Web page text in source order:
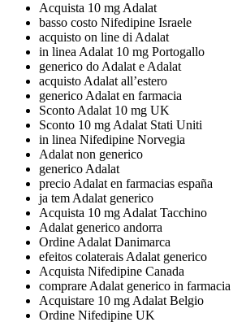
Acquista 10 mg Adalat
basso costo Nifedipine Israele
acquisto on line di Adalat
in linea Adalat 10 mg Portogallo
generico do Adalat e Adalat
acquisto Adalat all’estero
generico Adalat en farmacia
Sconto Adalat 10 mg UK
Sconto 10 mg Adalat Stati Uniti
in linea Nifedipine Norvegia
Adalat non generico
generico Adalat
precio Adalat en farmacias españa
ja tem Adalat generico
Acquista 10 mg Adalat Tacchino
Adalat generico andorra
Ordine Adalat Danimarca
efeitos colaterais Adalat generico
Acquista Nifedipine Canada
comprare Adalat generico in farmacia
Acquistare 10 mg Adalat Belgio
Ordine Nifedipine UK